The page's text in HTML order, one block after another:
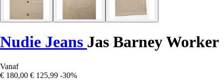
Nudie Jeans Jas Barney Worker
Vanaf
€ 180,00 € 125,99 -30%